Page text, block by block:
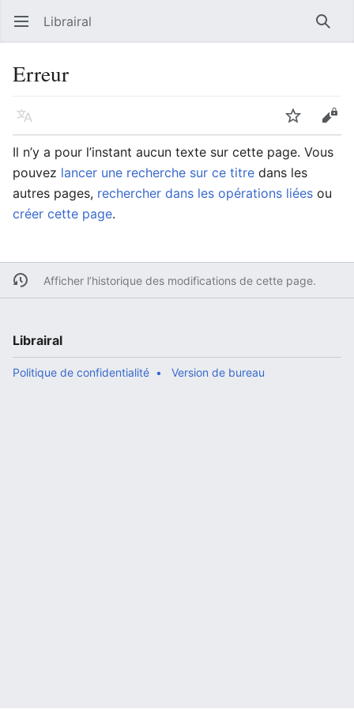
Ouvrir le menu principal Librairal
Erreur
Langue Suivre
Il n’y a pour l’instant aucun texte sur cette page. Vous
pouvez lancer une recherche sur ce titre dans les
autres pages, rechercher dans les opérations liées ou
créer cette page.
Afficher l’historique des modifications de cette page.
Librairal
Politique de confidentialité Version de bureau